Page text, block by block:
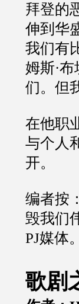
拜登的
伸到华
我们有
姆斯·
们。但
在他职
与个人
开。
编者按
毁我们
PJ媒体。
歌剧